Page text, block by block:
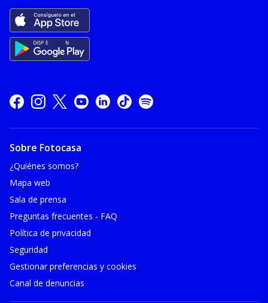
Sobre Fotocasa
¿Quiénes somos?
Mapa web
Sala de prensa
Preguntas frecuentes - FAQ
Política de privacidad
Seguridad
Gestionar preferencias y cookies
Canal de denuncias